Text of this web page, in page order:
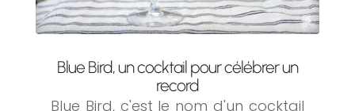
Blue Bird, un cocktail pour célébrer un
record
Blue Bird, c'est le nom d'un cocktail